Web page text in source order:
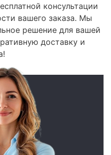
консультации
вашего заказа. Мы
решение для вашей
доставку и